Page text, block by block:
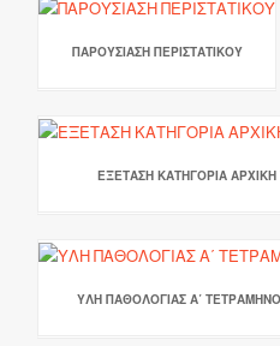
ΠΑΡΟΥΣΙΑΣΗ ΠΕΡΙΣΤΑΤΙΚΟΥ
ΕΞΕΤΑΣΗ ΚΑΤΗΓΟΡΙΑ
ΥΛΗ ΠΑΘΟΛΟΓΙΑΣ Α΄